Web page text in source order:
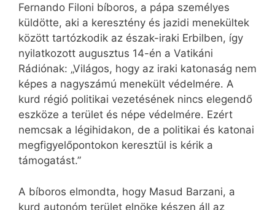
Fernando Filoni bíboros, a pápa személyes
küldötte, aki a keresztény és jazidi menekültek
között tartózkodik az észak-iraki Erbilben, így
nyilatkozott augusztus 14-én a Vatikáni
Rádiónak: „Világos, hogy az iraki katonaság nem
képes a nagyszámú menekült védelmére. A
kurd régió politikai vezetésének nincs elegendő
eszköze a terület és népe védelmére. Ezért
nemcsak a légihidakon, de a politikai és katonai
megfigyelőpontokon keresztül is kérik a
támogatást.”
A bíboros elmondta, hogy Masud Barzani, a
kurd autonóm terület elnöke készen áll az